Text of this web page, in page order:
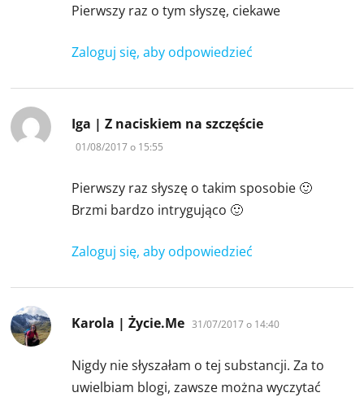
Pierwszy raz o tym słyszę, ciekawe
Zaloguj się, aby odpowiedzieć
Iga | Z naciskiem na szczęście
01/08/2017 o 15:55
Pierwszy raz słyszę o takim sposobie 🙂
Brzmi bardzo intrygująco 🙂
Zaloguj się, aby odpowiedzieć
Karola | Życie.Me pisze:
31/07/2017 o 14:40
Nigdy nie słyszałam o tej substancji. Za to
uwielbiam blogi, zawsze można wyczytać